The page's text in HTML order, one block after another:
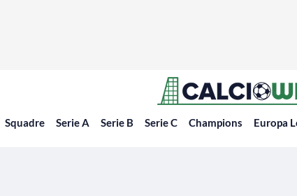
Squadre Serie A Serie B Serie C Champions Europa